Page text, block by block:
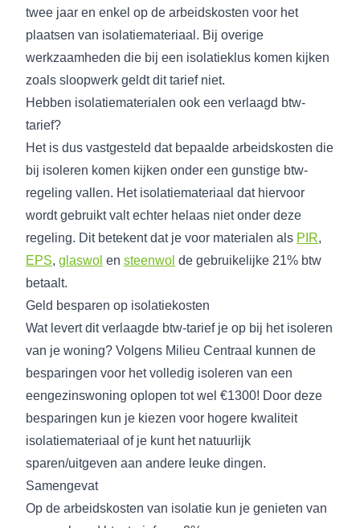
twee jaar en enkel op de arbeidskosten voor het
plaatsen van isolatiemateriaal. Bij overige
werkzaamheden die bij een isolatieklus komen kijken
zoals sloopwerk geldt dit tarief niet.
Hebben isolatiematerialen ook een verlaagd btw-
tarief?
Het is dus vastgesteld dat bepaalde arbeidskosten die
bij isoleren komen kijken onder een gunstige btw-
regeling vallen. Het isolatiemateriaal dat hiervoor
wordt gebruikt valt echter helaas niet onder deze
regeling. Dit betekent dat je voor materialen als PIR,
EPS, glaswol en steenwol de gebruikelijke 21% btw
betaalt.
Geld besparen op isolatiekosten
Wat levert dit verlaagde btw-tarief je op bij het isoleren
van je woning? Volgens Milieu Centraal kunnen de
besparingen voor het volledig isoleren van een
eengezinswoning oplopen tot wel €1300! Door deze
besparingen kun je kiezen voor hogere kwaliteit
isolatiemateriaal of je kunt het natuurlijk
sparen/uitgeven aan andere leuke dingen.
Samengevat
Op de arbeidskosten van isolatie kun je genieten van